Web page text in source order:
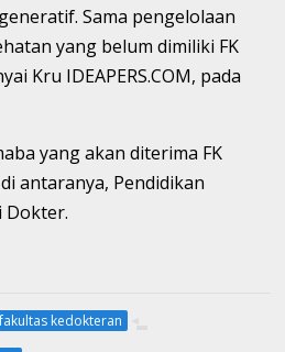
Sama pengelolaan
yang belum dimiliki FK
Kru IDEAPERS.COM, pada
yang akan diterima FK
antaranya, Pendidikan
Dokter.
fakultas kedokteran